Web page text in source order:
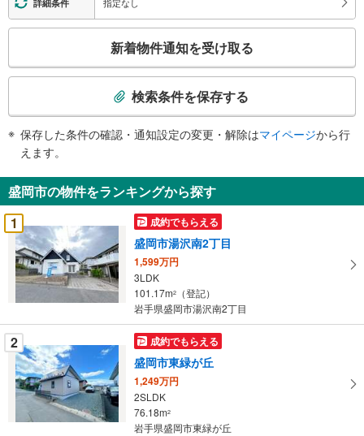
詳細条件
検
知
を
受
け
取
る
・
条
件
を
マ
イ
ペ
新着物件通知を受け取る
検索条件を保存する
保存した条件の確認・通知設定の変更・解除はマイページから行
えます。
盛岡市の物件をランキングから探す
1
成約でもらえる
盛岡市湯沢南2丁目
1,599万円
3LDK
101.17m2
（登記）
岩手県盛岡市湯沢南2丁目
2 成約でもらえる
盛岡市東緑が丘
1,249万円
2SLDK
76.18m2
岩手県盛岡市東緑が丘